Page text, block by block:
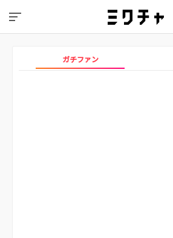
ガチファン